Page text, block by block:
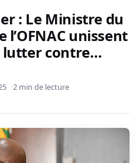
: Le Ministre du
l’OFNAC unissent
lutter contre…
2 min de lecture